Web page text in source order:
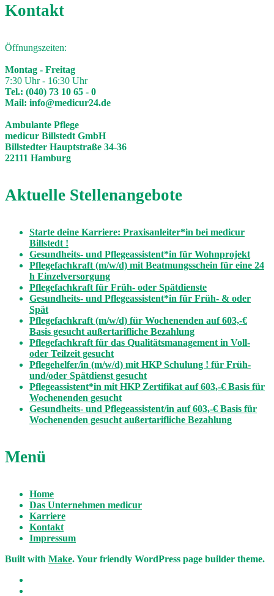
Kontakt
Öffnungszeiten:
Montag - Freitag
7:30 Uhr - 16:30 Uhr
Tel.: (040) 73 10 65 - 0
Mail: info@medicur24.de
Ambulante Pflege
medicur Billstedt GmbH
Billstedter Hauptstraße 34-36
22111 Hamburg
Aktuelle Stellenangebote
Starte deine Karriere: Praxisanleiter*in bei medicur
Billstedt !
Gesundheits- und Pflegeassistent*in für Wohnprojekt
Pflegefachkraft (m/w/d) mit Beatmungsschein für eine 24
h Einzelversorgung
Pflegefachkraft für Früh- oder Spätdienste
Gesundheits- und Pflegeassistent*in für Früh- & oder
Spät
Pflegefachkraft (m/w/d) für Wochenenden auf 603,-€
Basis gesucht außertarifliche Bezahlung
Pflegefachkraft für das Qualitätsmanagement in Voll-
oder Teilzeit gesucht
Pflegehelfer/in (m/w/d) mit HKP Schulung ! für Früh-
und/oder Spätdienst gesucht
Pflegeassistent*in mit HKP Zertifikat auf 603,-€ Basis für
Wochenenden gesucht
Gesundheits- und Pflegeassistent/in auf 603,-€ Basis für
Wochenenden gesucht außertarifliche Bezahlung
Menü
Home
Das Unternehmen medicur
Karriere
Kontakt
Impressum
Built with Make. Your friendly WordPress page builder theme.